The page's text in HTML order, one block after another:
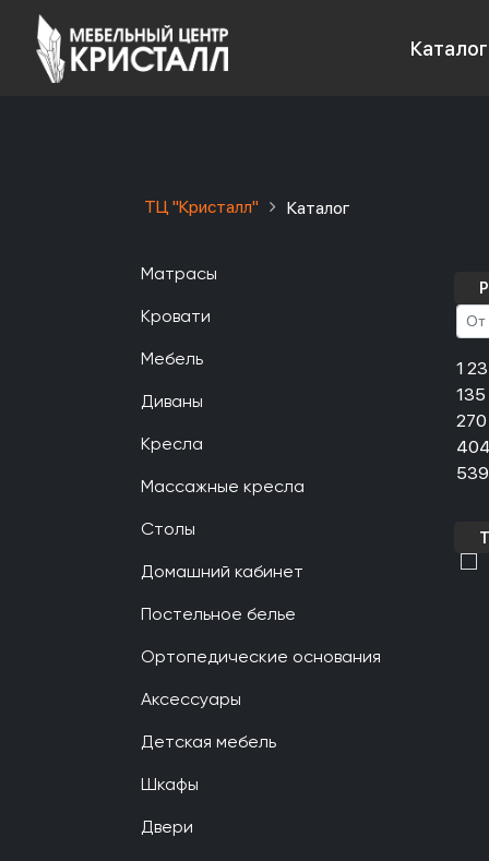
Каталог
ТЦ "Кристалл" Каталог
Матрасы
Кровати
Мебель
Диваны
Кресла
Массажные кресла
Столы
Домашний кабинет
Постельное белье
Ортопедические основания
Аксессуары
Детская мебель
Шкафы
Двери
1
270